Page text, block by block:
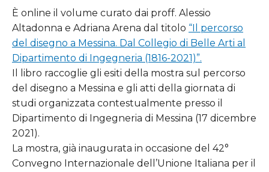
È online il volume curato dai proff. Alessio
Altadonna e Adriana Arena dal titolo “Il percorso
del disegno a Messina. Dal Collegio di Belle Arti al
Dipartimento di Ingegneria (1816-2021)”.
Il libro raccoglie gli esiti della mostra sul percorso
del disegno a Messina e gli atti della giornata di
studi organizzata contestualmente presso il
Dipartimento di Ingegneria di Messina (17 dicembre
2021).
La mostra, già inaugurata in occasione del 42°
Convegno Internazionale dell’Unione Italiana per il